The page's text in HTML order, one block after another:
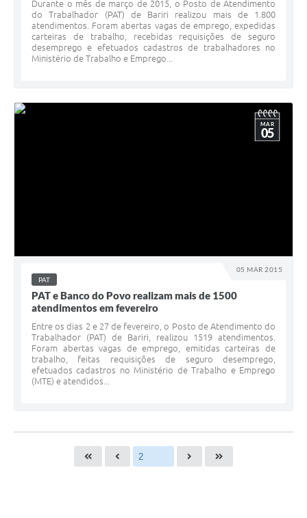
Durante o mês de março de 2015, o Posto de Atendimento
do Trabalhador (PAT) de Bariri realizou mais de 1.800
atendimentos. Foram abertas vagas de emprego, expedidas
carteiras de trabalho, recebidas requisições de seguro
desemprego e efetuados cadastros de trabalhadores no
Ministério de Trabalho e Emprego...
05 MAR 2015
MAR
05
PAT
PAT e Banco do Povo realizam mais de 1500
atendimentos em fevereiro
Entre os dias 2 e 27 de fevereiro, o Posto de Atendimento do
Trabalhador (PAT) de Bariri, realizou 1519 atendimentos.
Foram abertas vagas de emprego, emitidas carteiras de
trabalho, feitas requisições de seguro desemprego,
efetuados cadastros no Ministério de Trabalho e Emprego
(MTE) e atendidos...